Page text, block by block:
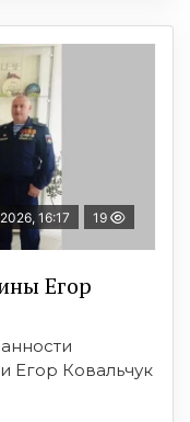
16:17 19
Егор
Егор Ковальчук